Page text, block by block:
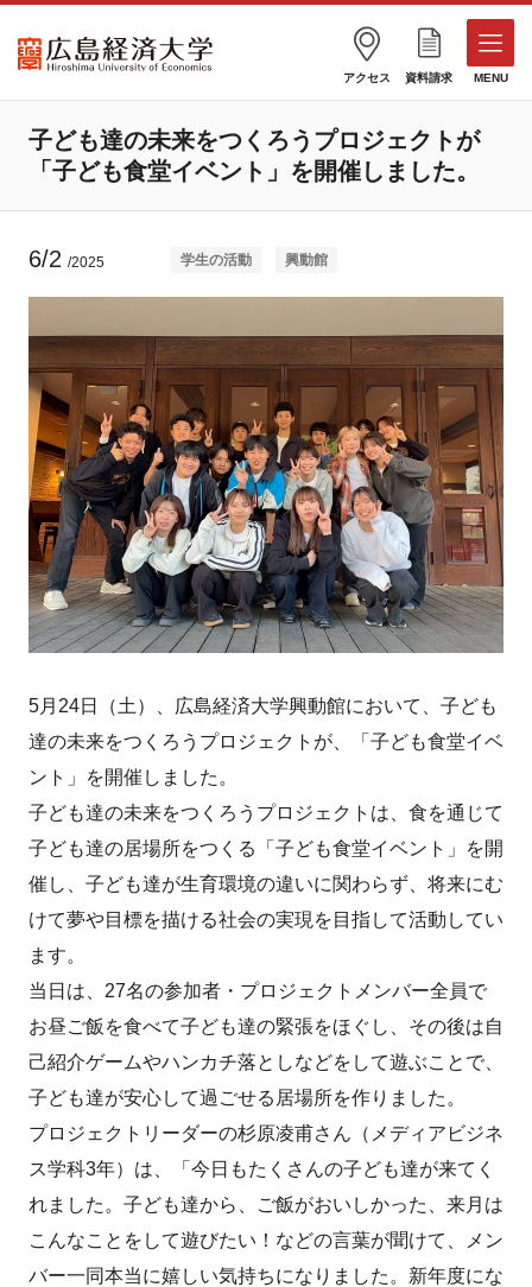
アクセス 資料請求 MENU
子ども達の未来をつくろうプロジェクトが
「子ども食堂イベント」を開催しました。
6/2 /2025 学生の活動 興動館
5月24日（土）、広島経済大学興動館において、子ども
達の未来をつくろうプロジェクトが、「子ども食堂イベ
ント」を開催しました。
子ども達の未来をつくろうプロジェクトは、食を通じて
子ども達の居場所をつくる「子ども食堂イベント」を開
催し、子ども達が生育環境の違いに関わらず、将来にむ
けて夢や目標を描ける社会の実現を目指して活動してい
ます。
当日は、27名の参加者・プロジェクトメンバー全員で
お昼ご飯を食べて子ども達の緊張をほぐし、その後は自
己紹介ゲームやハンカチ落としなどをして遊ぶことで、
子ども達が安心して過ごせる居場所を作りました。
プロジェクトリーダーの杉原凌甫さん（メディアビジネ
ス学科3年）は、「今日もたくさんの子ども達が来てく
れました。子ども達から、ご飯がおいしかった、来月は
こんなことをして遊びたい！などの言葉が聞けて、メン
バー一同本当に嬉しい気持ちになりました。新年度にな